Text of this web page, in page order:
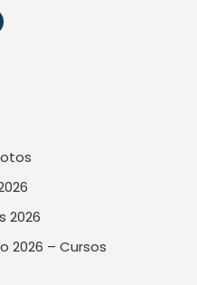
2026
2026 – Cursos